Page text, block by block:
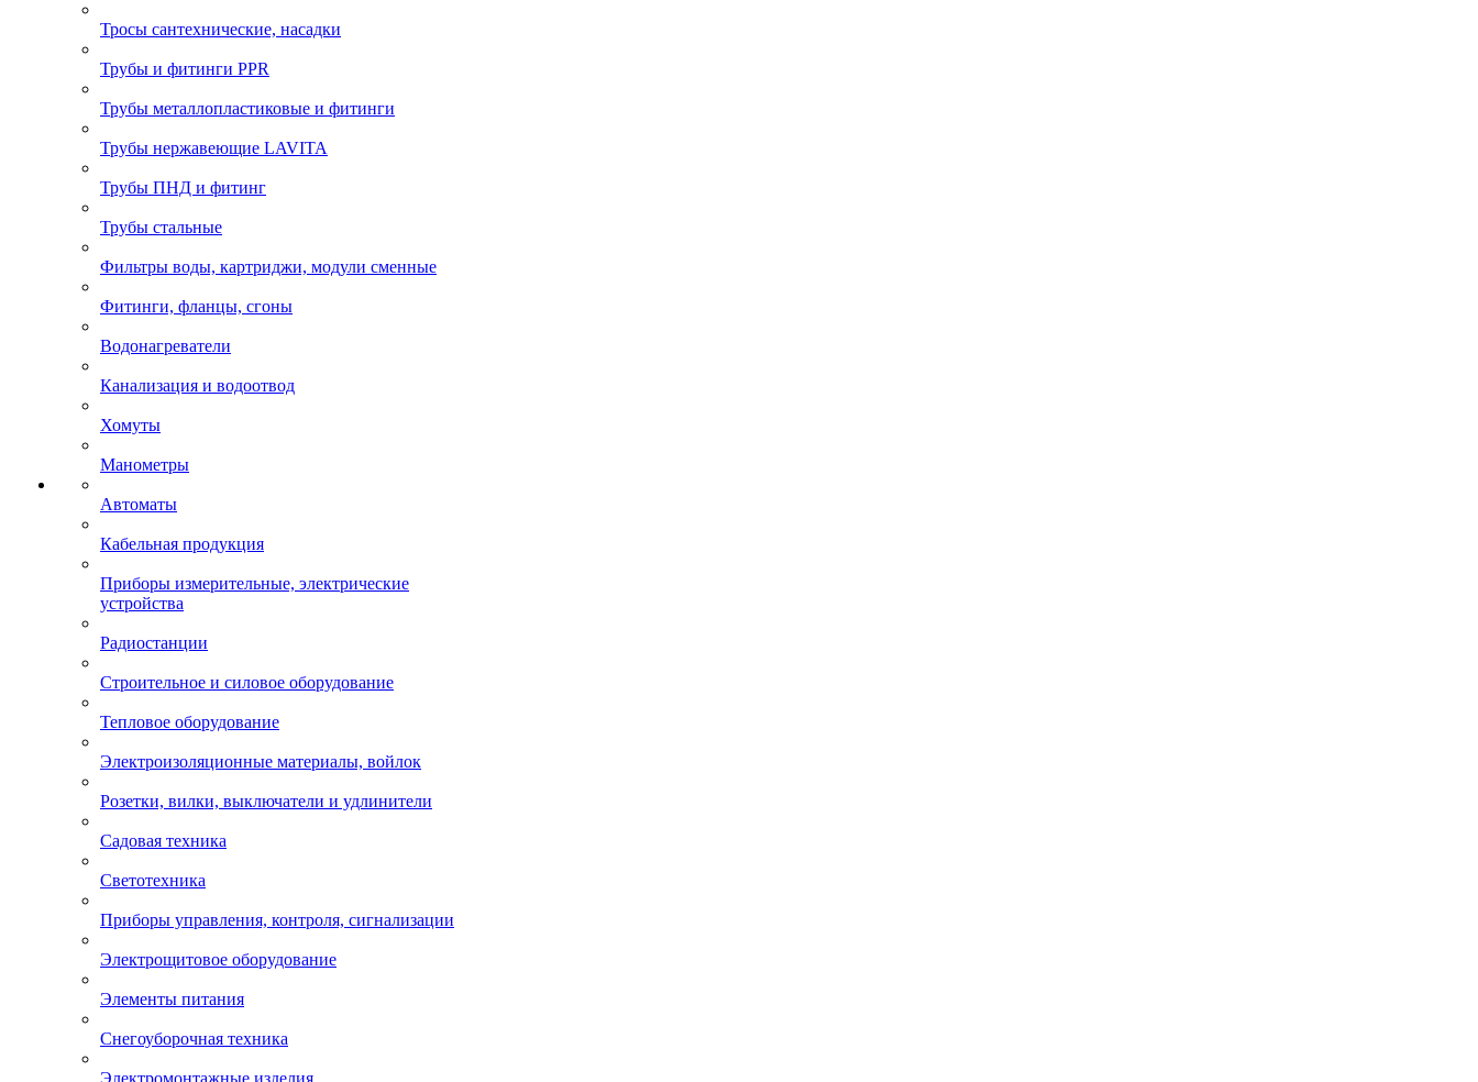
Тросы сантехнические, насадки
Трубы и фитинги PPR
Трубы металлопластиковые и фитинги
Трубы нержавеющие LAVITA
Трубы ПНД и фитинг
Трубы стальные
Фильтры воды, картриджи, модули сменные
Фитинги, фланцы, сгоны
Водонагреватели
Канализация и водоотвод
Хомуты
Манометры
Автоматы
Кабельная продукция
Приборы измерительные, электрические
устройства
Радиостанции
Строительное и силовое оборудование
Тепловое оборудование
Электроизоляционные материалы, войлок
Розетки, вилки, выключатели и удлинители
Садовая техника
Светотехника
Приборы управления, контроля, сигнализации
Электрощитовое оборудование
Элементы питания
Снегоуборочная техника
Электромонтажные изделия